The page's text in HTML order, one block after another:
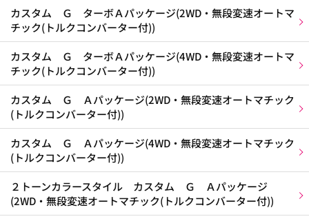
カスタム Ｇ ターボＡパッケージ(2WD・無段変速オートマ
チック(トルクコンバーター付))
カスタム Ｇ ターボＡパッケージ(4WD・無段変速オートマ
チック(トルクコンバーター付))
カスタム Ｇ Ａパッケージ(2WD・無段変速オートマチック
(トルクコンバーター付))
カスタム Ｇ Ａパッケージ(4WD・無段変速オートマチック
(トルクコンバーター付))
２トーンカラースタイル カスタム Ｇ Ａパッケージ
(2WD・無段変速オートマチック(トルクコンバーター付))